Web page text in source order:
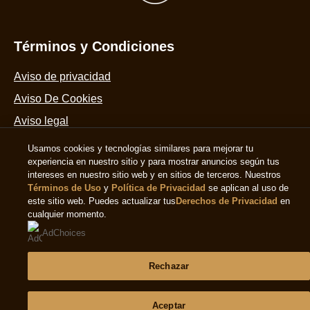
5
2
calificaciones.
Términos y Condiciones
Aviso de privacidad
Aviso De Cookies
Aviso legal
Accesibilidad
Ayuda
Preguntas Frecuentes
Contáctanos
Usamos cookies y tecnologías similares para mejorar tu
experiencia en nuestro sitio y para mostrar anuncios según tus
intereses en nuestro sitio web y en sitios de terceros. Nuestros
Términos de Uso y Política de Privacidadse aplican al uso de
este sitio web. Puedes actualizar tus Derechos de Privacidad en
cualquier momento.
AdChoices
Rechazar
Aceptar